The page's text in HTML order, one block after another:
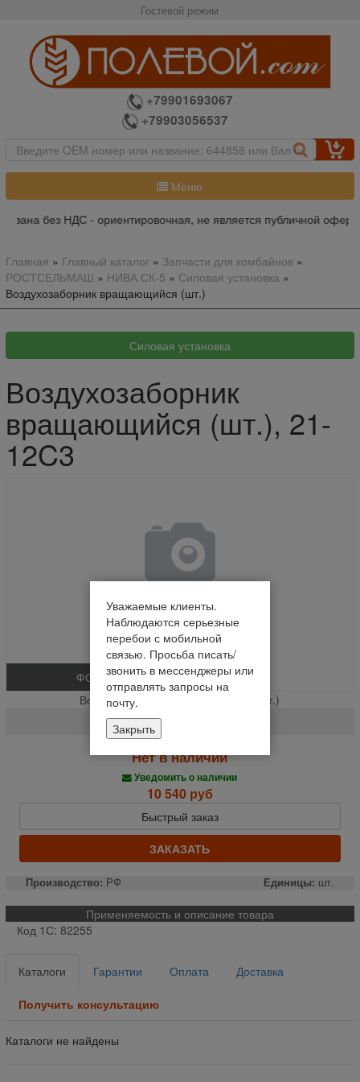
Гостевой режим
+79901693067
+79903056537
Меню
без НДС - ориентировочная, не является публичной
Главная » Главный каталог» Запчасти для комбайнов»
РОСТСЕЛЬМАШ » НИВА СК-5 » Силовая установка »
Воздухозаборник вращающийся (шт.)
Воздухозаборник
вращающийся (шт.), 21-
12C3
ФОТО
Воздухозаборник вращающийся (шт.)
21-12C3
Нет в наличии
Уведомить о наличии
10 540 руб
Быстрый заказ
ЗАКАЗАТЬ
Производство: РФ Единицы: шт.
Применяемость и описание товара
Код 1С: 82255
Каталоги Гарантии Оплата Доставка
Получить консультацию
Каталоги не найдены
Уважаемые клиенты.
Наблюдаются серьезные
перебои с мобильной
связью. Просьба писать/
звонить в мессенджеры или
отправлять запросы на
почту.
Закрыть